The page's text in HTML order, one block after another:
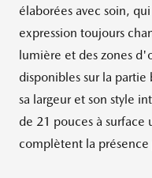
élaborées avec soin,
expression toujours
lumière et des zones
disponibles sur la
sa largeur et son style
de 21 pouces à
complètent la présence